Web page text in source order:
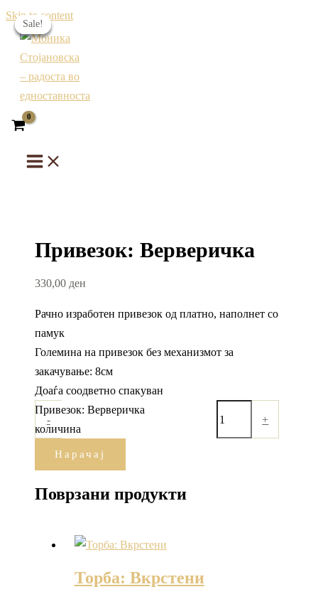
Skip to content
Привезок: Верверичка
330,00 ден
Рачно изработен привезок од платно, наполнет со
памук
Големина на привезок без механизмот за
закачување: 8см
Доаѓа соодветно спакуван
-
Привезок: Верверичка
количина
+
Нарачај
Поврзани продукти
Sale!
Sale!
Торба: Вкрстени
Sale!
Sale!